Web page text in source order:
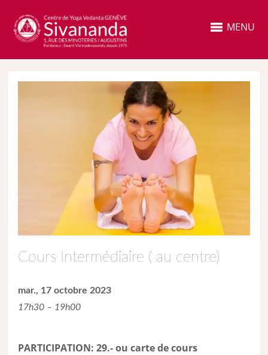
MENU
Cours Intermédiaire ( au centre)
mar., 17 octobre 2023
17h30 – 19h00
PARTICIPATION: 29.- ou carte de cours